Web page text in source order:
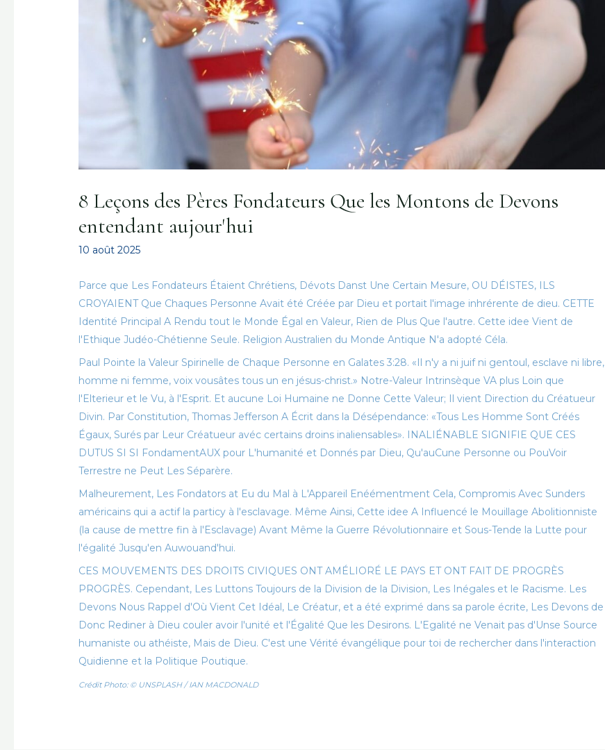
8 Leçons des Pères Fondateurs Que les Montons de Devons
entendant aujour'hui
10 août 2025
Parce que Les Fondateurs Étaient Chrétiens, Dévots Danst Une Certain Mesure, OU DÉISTES, ILS
CROYAIENT Que Chaques Personne Avait été Créée par Dieu et portait l'image inhrérente de dieu. CETTE
Identité Principal A Rendu tout le Monde Égal en Valeur, Rien de Plus Que l'autre. Cette idee Vient de
l'Ethique Judéo-Chétienne Seule. Religion Australien du Monde Antique N'a adopté Céla.
Paul Pointe la Valeur Spirinelle de Chaque Personne en Galates 3:28. «Il n'y a ni juif ni gentoul, esclave ni libre,
homme ni femme, voix vousâtes tous un en jésus-christ.» Notre-Valeur Intrinsèque VA plus Loin que
l'Elterieur et le Vu, à l'Esprit. Et aucune Loi Humaine ne Donne Cette Valeur; Il vient Direction du Créatueur
Divin. Par Constitution, Thomas Jefferson A Écrit dans la Désépendance: «Tous Les Homme Sont Créés
Égaux, Surés par Leur Créatueur avéc certains droins inaliensables». INALIÉNABLE SIGNIFIE QUE CES
DUTUS SI SI FondamentAUX pour L'humanité et Donnés par Dieu, Qu'auCune Personne ou PouVoir
Terrestre ne Peut Les Séparère.
Malheurement, Les Fondators at Eu du Mal à L'Appareil Enéémentment Cela, Compromis Avec Sunders
américains qui a actif la particy à l'esclavage. Même Ainsi, Cette idee A Influencé le Mouillage Abolitionniste
(la cause de mettre fin à l'Esclavage) Avant Même la Guerre Révolutionnaire et Sous-Tende la Lutte pour
l'égalité Jusqu'en Auwouand'hui.
CES MOUVEMENTS DES DROITS CIVIQUES ONT AMÉLIORÉ LE PAYS ET ONT FAIT DE PROGRÈS
PROGRÈS. Cependant, Les Luttons Toujours de la Division de la Division, Les Inégales et le Racisme. Les
Devons Nous Rappel d'Où Vient Cet Idéal, Le Créatur, et a été exprimé dans sa parole écrite, Les Devons de
Donc Rediner à Dieu couler avoir l'unité et l'Égalité Que les Desirons. L'Egalité ne Venait pas d'Unse Source
humaniste ou athéiste, Mais de Dieu. C'est une Vérité évangélique pour toi de rechercher dans l'interaction
Quidienne et la Politique Poutique.
Crédit Photo: © UNSPLASH / IAN MACDONALD